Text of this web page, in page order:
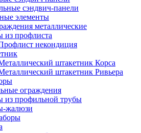
сэндвич-панели
элементы
металлические
из профлиста
некондиция
штакетник Корса
штакетник Ривьера
ограждения
из профильной трубы
жалюзи